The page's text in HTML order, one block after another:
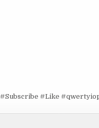
#Like